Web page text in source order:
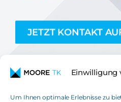
Einwilligung
Um Ihnen optimale Erlebnisse zu
JETZT KONTAKT